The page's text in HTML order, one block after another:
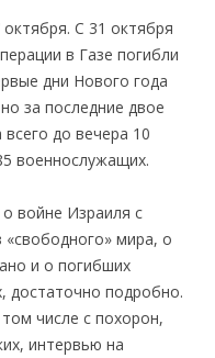
С 31 октября
в Газе погибли
дни Нового года
за последние двое
до вечера 10
военнослужащих.
войне Израиля с
мира, о
и о погибших
достаточно подробно.
числе с похорон,
интервью на